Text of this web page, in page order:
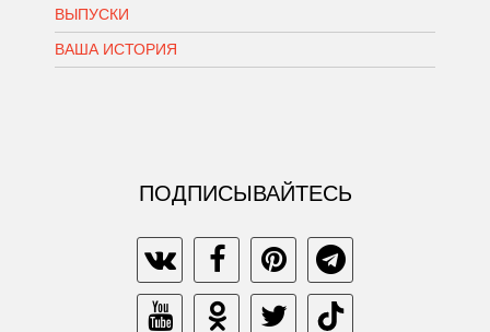
ВЫПУСКИ
ВАША ИСТОРИЯ
ПОДПИСЫВАЙТЕСЬ